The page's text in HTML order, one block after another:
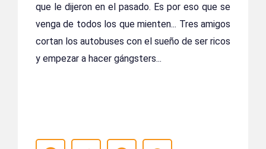
que le dijeron en el pasado. Es por eso que se
venga de todos los que mienten... Tres amigos
cortan los autobuses con el sueño de ser ricos
y empezar a hacer gángsters...